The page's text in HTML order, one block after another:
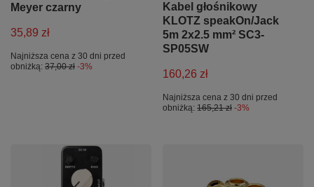
Meyer czarny
35,89 zł
Najniższa cena z 30 dni przed
obniżką: 37,00 zł -3%
Kabel głośnikowy
KLOTZ speakOn/Jack
5m 2x2.5 mm² SC3-
SP05SW
160,26 zł
Najniższa cena z 30 dni przed
obniżką: 165,21 zł -3%